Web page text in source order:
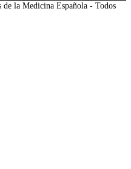
la Medicina Española - Todos